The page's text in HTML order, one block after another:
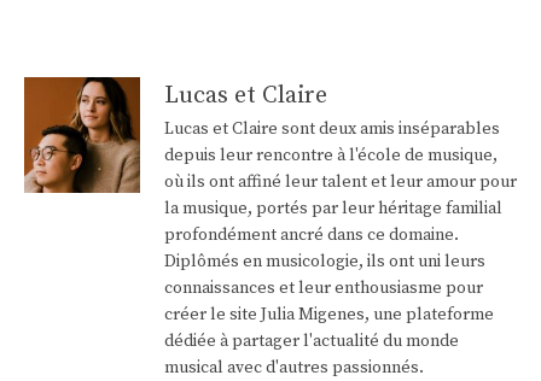
Lucas et Claire
Lucas et Claire sont deux amis inséparables
depuis leur rencontre à l'école de musique,
où ils ont affiné leur talent et leur amour pour
la musique, portés par leur héritage familial
profondément ancré dans ce domaine.
Diplômés en musicologie, ils ont uni leurs
connaissances et leur enthousiasme pour
créer le site Julia Migenes, une plateforme
dédiée à partager l'actualité du monde
musical avec d'autres passionnés.